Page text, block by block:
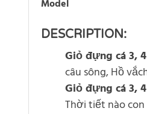
Model
DESCRIPTION:
Giỏ đựng cá 3,
câu sông, Hồ
Giỏ đựng cá 3,
Thời tiết nào con